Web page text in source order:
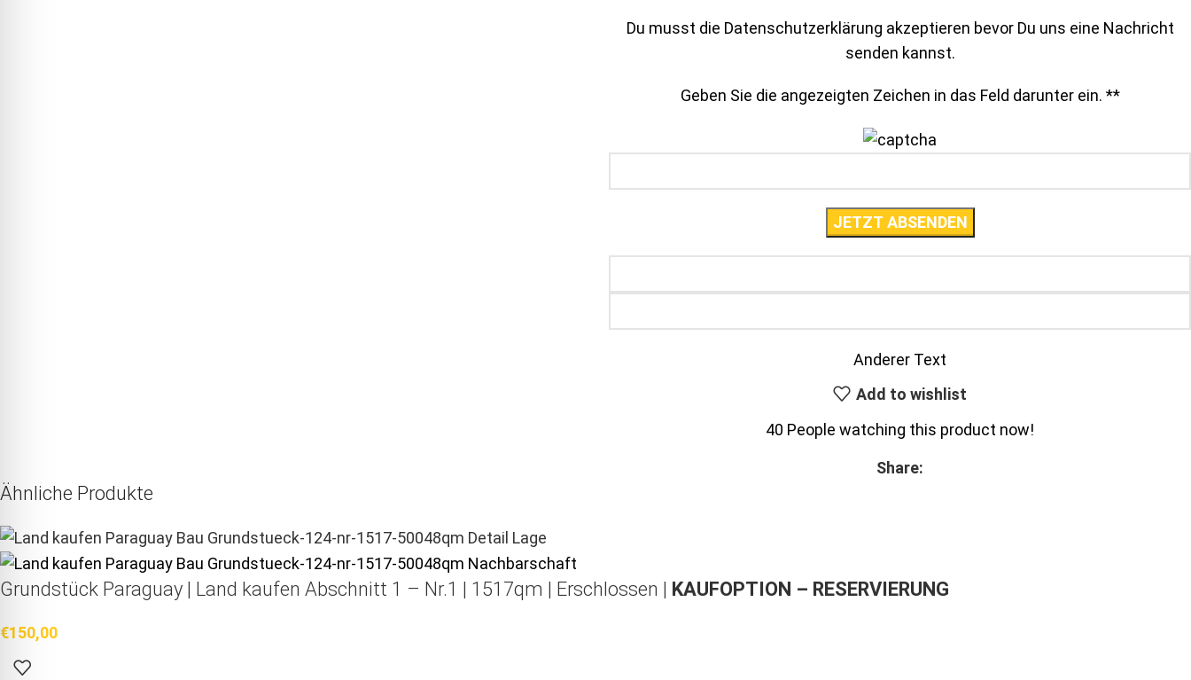
Du musst die Datenschutzerklärung akzeptieren bevor Du uns eine Nachricht
senden kannst.
Geben Sie die angezeigten Zeichen in das Feld darunter ein. **
Anderer Text
Add to wishlist
40 People watching this product now!
Share:
Ähnliche Produkte
Grundstück Paraguay | Land kaufen Abschnitt 1 – Nr.1 | 1517qm | Erschlossen | KAUFOPTION – RESERVIERUNG
€150,00